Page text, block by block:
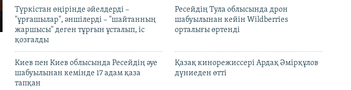
Түркістан өңірінде әйелдерді –
"ұрғашылар", әншілерді – "шайтанның
жаршысы" деген тұрғын ұсталып, іс
қозғалды
Ресейдің Тула облысында дрон
шабуылынан кейін Wildberries
орталығы өртенді
Киев пен Киев облысында Ресейдің әуе
шабуылынан кемінде 17 адам қаза
тапқан
Қазақ кинорежиссері Ардақ Әмірқұлов
дүниеден өтті